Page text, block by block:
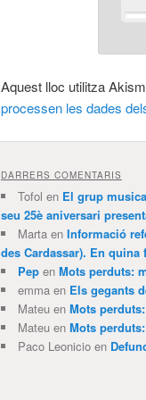
Aquest lloc utilitza
processen les dades
DARRERS COMENTARIS
Tofol en El grup
seu 25è aniversari
Martaen Informació
des Cardassar). En
Pepen Mots perduts:
emmaen Els gegants
Mateuen Mots
Mateuen Mots
Paco Leonicioen